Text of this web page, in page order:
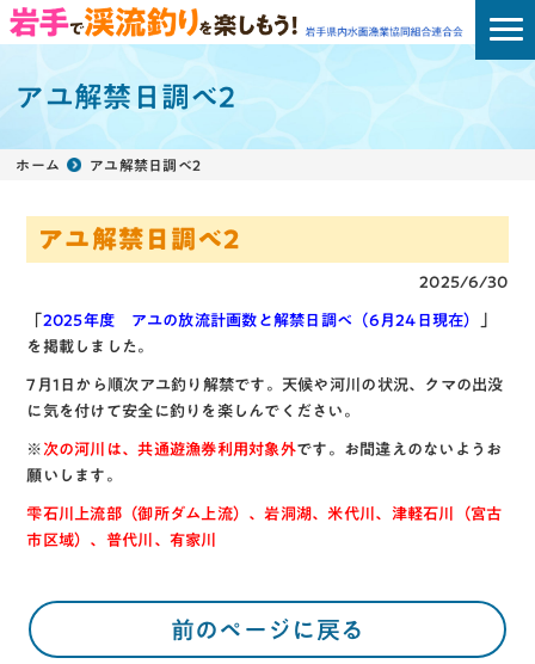
アユ解禁日調べ2
ホーム アユ解禁日調べ2
アユ解禁日調べ2
2025/6/30
2025年度 アユの放流計画数と解禁日調べ（6月24日現在）
を掲載しました。
7月1日から順次アユ釣り解禁です。天候や河川の状況、クマの出没
に気を付けて安全に釣りを楽しんでください。
※ 次の河川は、共通遊漁券利用対象外です。お間違えのないようお
願いします。
雫石川上流部（御所ダム上流）、岩洞湖、米代川、津軽石川（宮古
市区域）、普代川、有家川
前のページに戻る